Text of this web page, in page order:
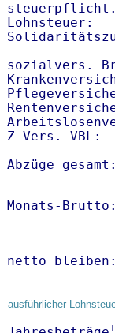
sozialvers.
Z-Vers.
Abzüge
netto
ausführlicher
1